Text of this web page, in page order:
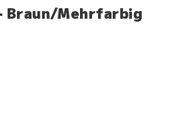
- Braun/Mehrfarbig